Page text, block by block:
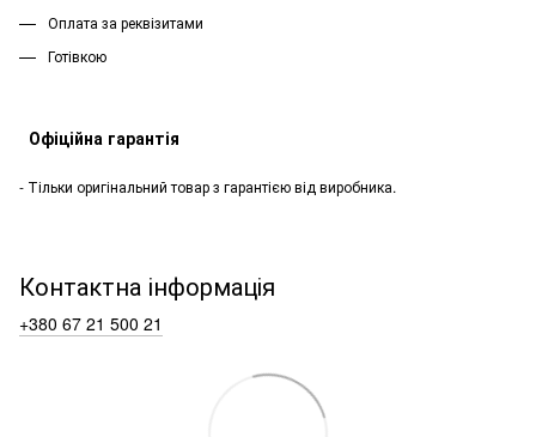
Оплата за реквізитами
Готівкою
Офіційна гарантія
- Тільки оригінальний товар з гарантією від виробника.
Контактна інформація
+380 67 21 500 21